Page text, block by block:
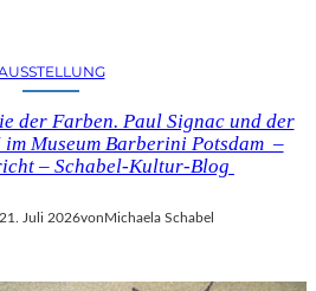
der Farben. Paul Signac und der
im Museum Barberini Potsdam –
– Schabel-Kultur-Blog
21. Juli 2026vonMichaela Schabel